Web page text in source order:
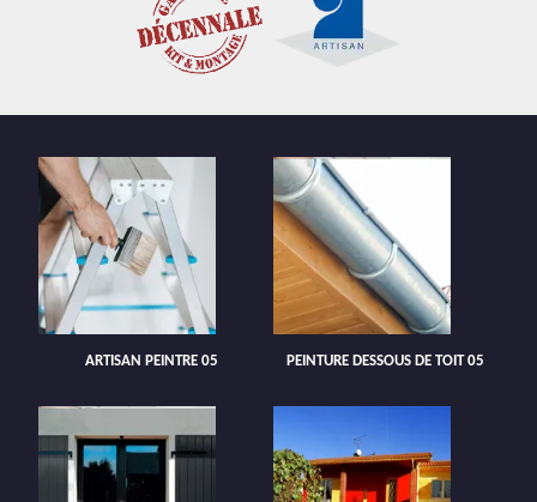
ARTISAN PEINTRE 05 PEINTURE DESSOUS DE TOIT 05